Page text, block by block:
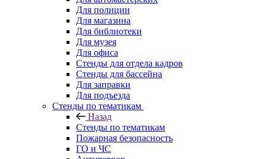
Для полиции
Для магазина
Для библиотеки
Для музея
Для офиса
Стенды для отдела кадров
Стенды для бассейна
Для заправки
Для подъезда
Стенды по тематикам
Назад
Стенды по тематикам
Пожарная безопасность
ГО и ЧС